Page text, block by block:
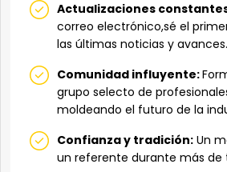
Actualizaciones
correo electrónico,sé el
las últimas noticias y avances.
Comunidad influyente:
grupo selecto de
moldeando el futuro de la
Confianza y tradición: Un
un referente durante más de